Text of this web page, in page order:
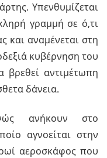
Υπενθυμίζεται
γραμμή σε ό,τι
και αναμένεται στη
κυβέρνηση του
αντιμέτωπη
δάνεια.
ανήκουν στο
αγνοείται στην
αεροσκάφος που